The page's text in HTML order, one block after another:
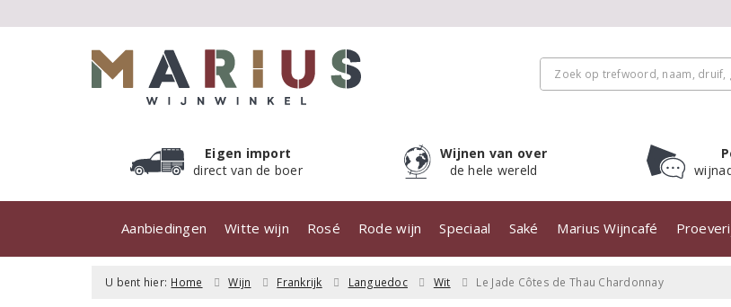
Eigen import
direct van de boer
Wijnen van over
de hele wereld
Aanbiedingen Witte wijn Rosé Rode wijn Speciaal Saké Marius Wijncafé
U bent hier: Home Wijn Frankrijk Languedoc Wit Le Jade Côtes de Thau Chardonnay